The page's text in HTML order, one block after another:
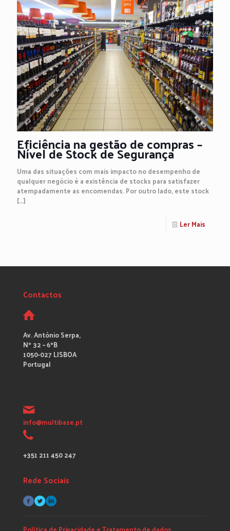
Eficiência na gestão de compras –
Nível de Stock de Segurança
Uma das situações com mais impacto no desempenho de
qualquer negócio é a existência de stocks para satisfazer
atempadamente as encomendas. Por outro lado, este stock
[…]
Ler Mais
Contactos
Av. António Serpa,
Nº 32 – 6ºB
1050-027 LISBOA
Portugal
info@multibase.pt
+351 211 450 247
Rede Sociais